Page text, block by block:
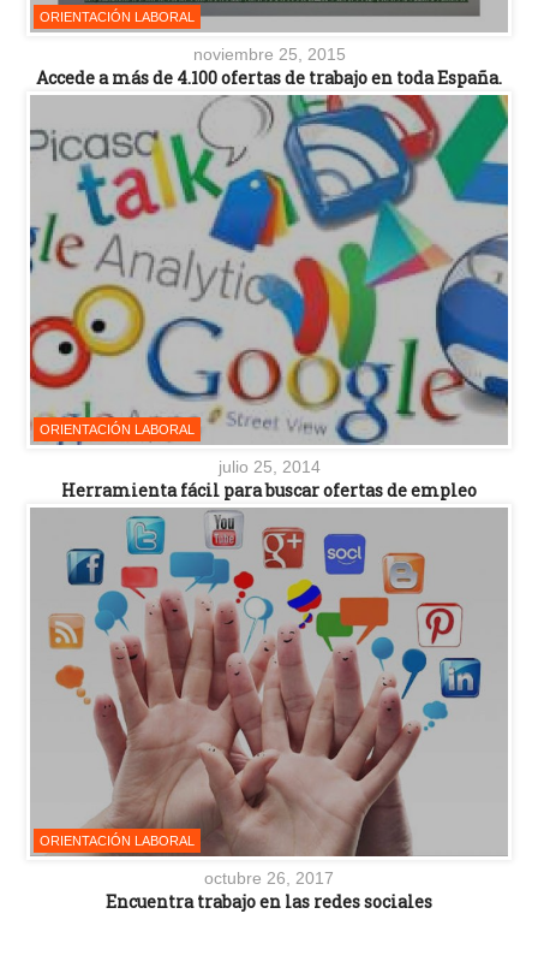
ORIENTACIÓN LABORAL
noviembre 25, 2015
Accede a más de 4.100 ofertas de trabajo en toda España.
ORIENTACIÓN LABORAL
julio 25, 2014
Herramienta fácil para buscar ofertas de empleo
ORIENTACIÓN LABORAL
octubre 26, 2017
Encuentra trabajo en las redes sociales